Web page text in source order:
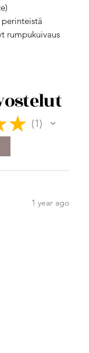
perinteistä
rumpukuivaus
★ 1
1
1 year ago